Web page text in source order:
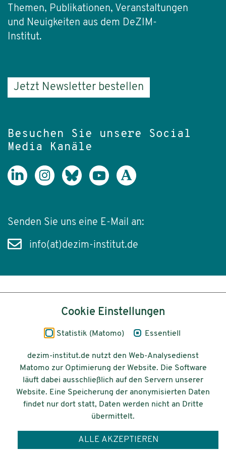
Themen, Publikationen, Veranstaltungen
und Neuigkeiten aus dem DeZIM-
Institut.
Jetzt Newsletter bestellen
Besuchen Sie unsere Social
Media Kanäle
Senden Sie uns eine E-Mail an:
info(at)dezim-institut.de
Impressum
Datenschutz
Barrierefreiheit
© 2026 Deutsches Zentrum für
Integrations-
und Migrationsforschung DeZIM e.V.
Cookie Einstellungen
Statistik (Matomo) Essentiell
dezim-institut.de nutzt den Web-Analysedienst
Matomo zur Optimierung der Website. Die Software
läuft dabei ausschließlich auf den Servern unserer
Website. Eine Speicherung der anonymisierten Daten
findet nur dort statt, Daten werden nicht an Dritte
übermittelt.
ALLE AKZEPTIEREN